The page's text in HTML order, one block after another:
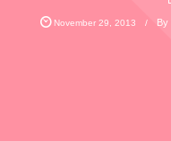
November 29 2013 By